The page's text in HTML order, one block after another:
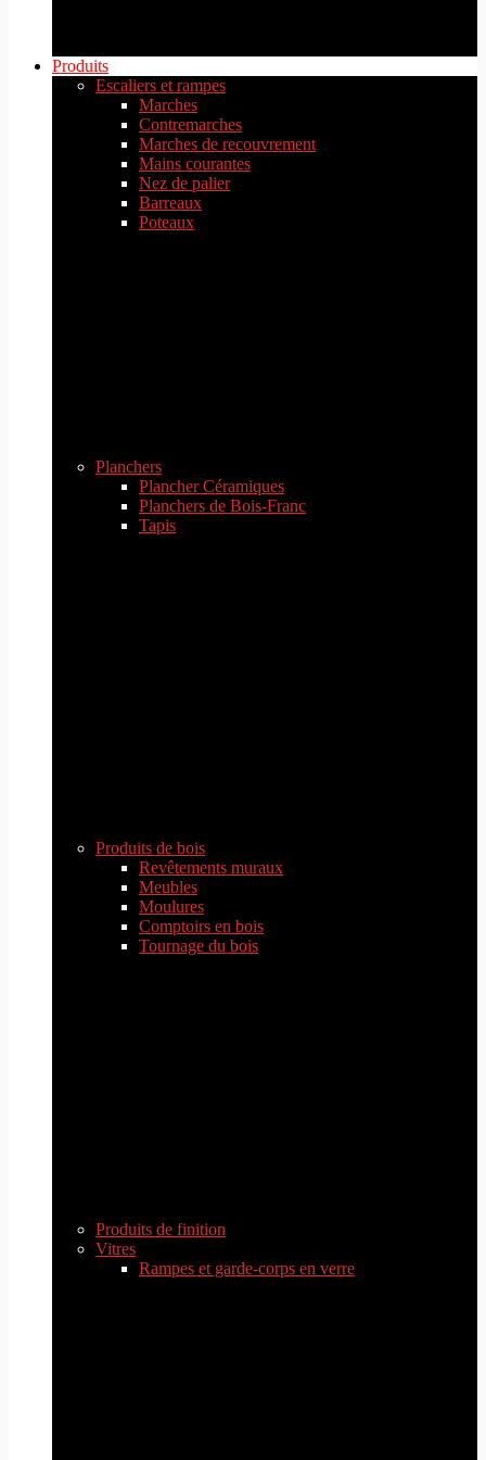
Produits
Escaliers et rampes
Marches
Contremarches
Marches de recouvrement
Mains courantes
Nez de palier
Barreaux
Poteaux
Planchers
Plancher Céramiques
Planchers de Bois-Franc
Tapis
Produits de bois
Revêtements muraux
Meubles
Moulures
Comptoirs en bois
Tournage du bois
Produits de finition
Vitres
Rampes et garde-corps en verre